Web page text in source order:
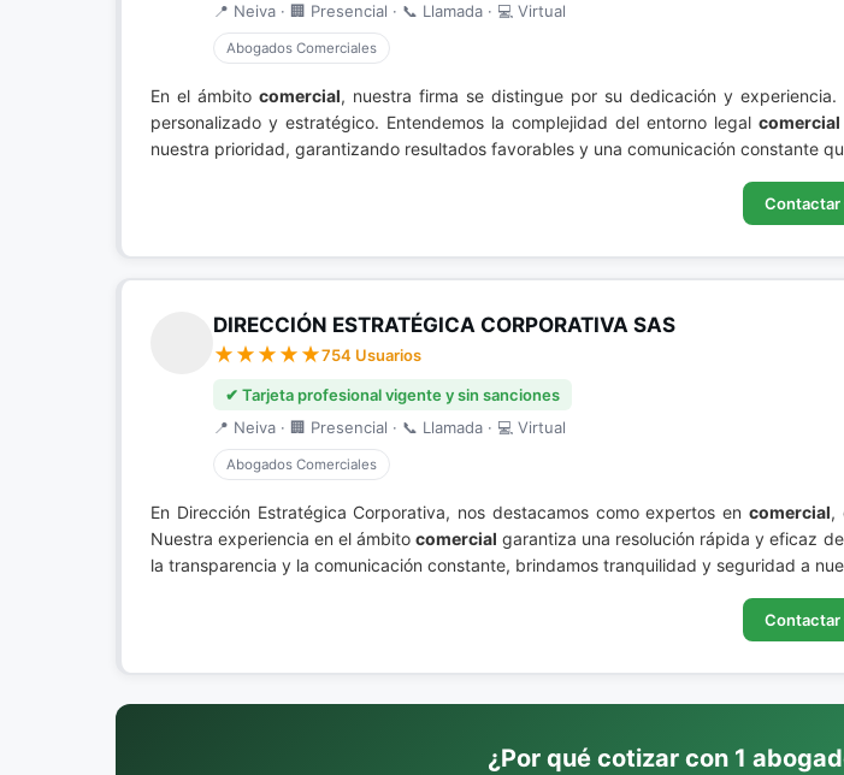
📍 Neiva · 🏢 Presencial · 📞 Llamada · 💻 Virtual
Abogados Comerciales
En el ámbito comercial, nuestra firma se distingue por su dedicación y
personalizado y estratégico. Entendemos la complejidad del entorno legal comercial
nuestra prioridad, garantizando resultados favorables y una comunicación constante
Contactar
DIRECCIÓN ESTRATÉGICA CORPORATIVA SAS
754 Usuarios
✔ Tarjeta profesional vigente y sin sanciones
📍 Neiva · 🏢 Presencial · 📞 Llamada · 💻 Virtual
Abogados Comerciales
En Dirección Estratégica Corporativa, nos destacamos como expertos en comercial,
Nuestra experiencia en el ámbitocomercial garantiza una resolución rápida y eficaz
la transparencia y la comunicación constante, brindamos tranquilidad y seguridad a
Contactar
¿Por qué cotizar con 1